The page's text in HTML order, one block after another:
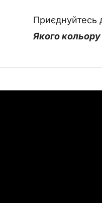
Приєднуйтесь
Якого